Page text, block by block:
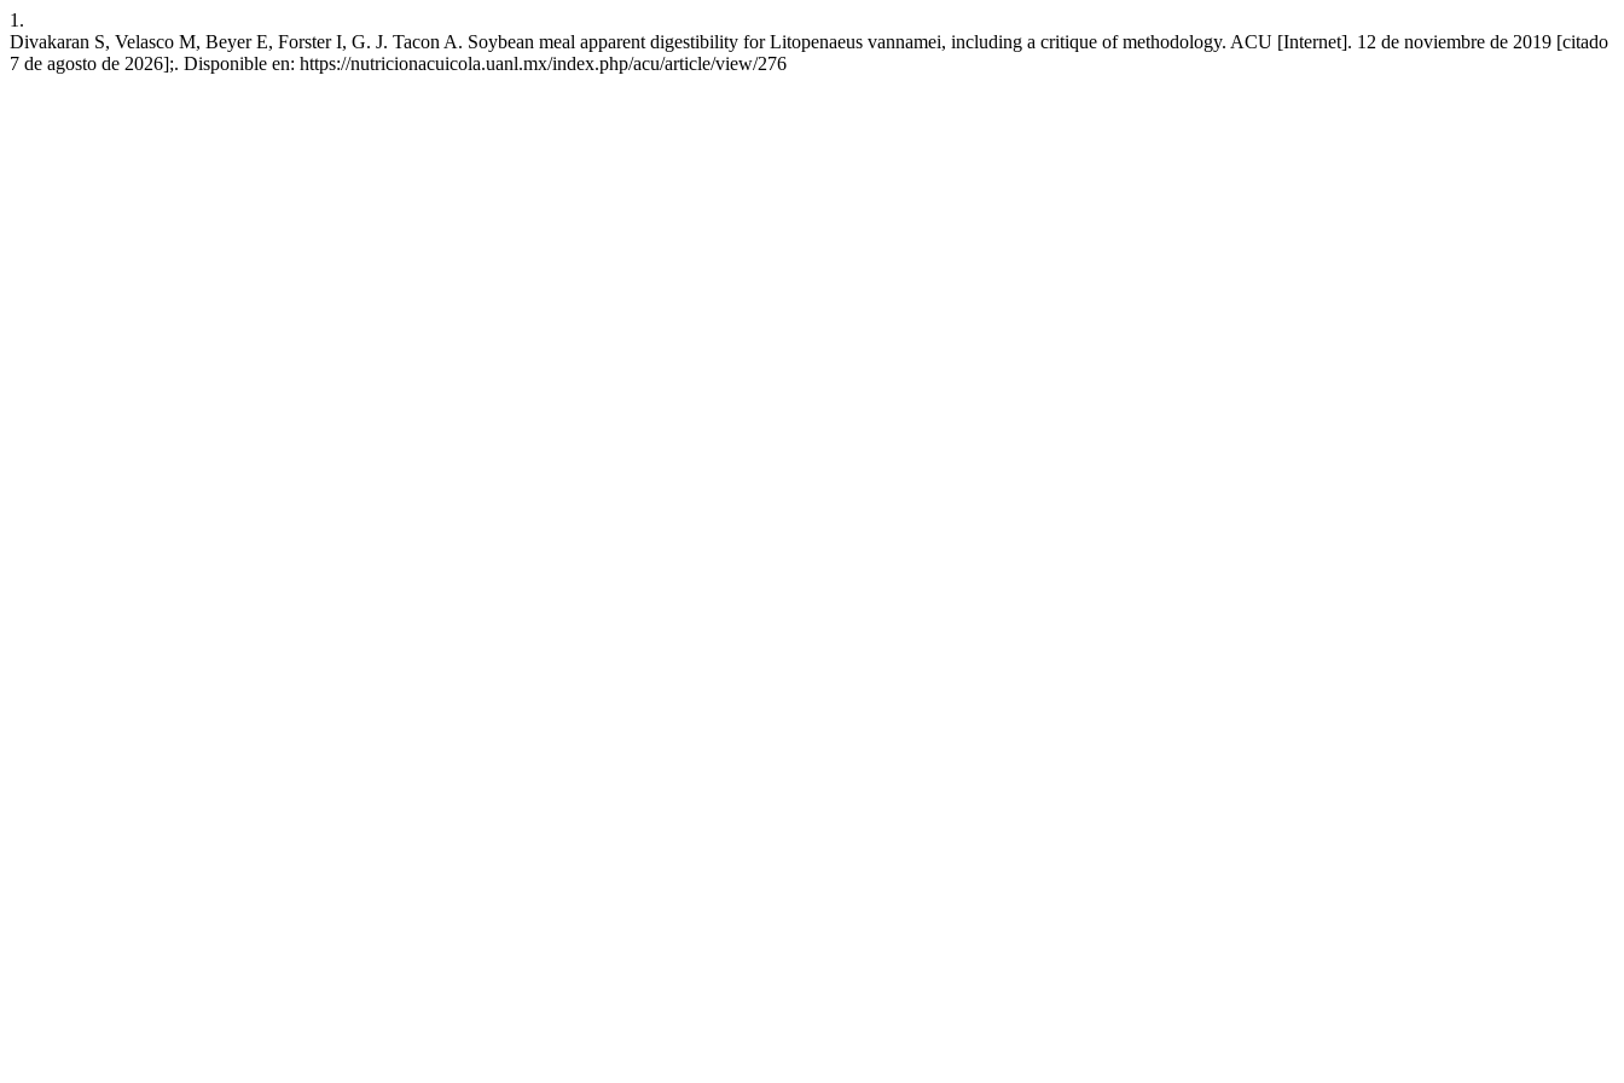
1.
Divakaran S, Velasco M, Beyer E, Forster I, G. J. Tacon A. Soybean meal apparent digestibility for Litopenaeus vannamei, including a critique of methodology. ACU [Internet]. 12 de noviembre de 2019 [citado
7 de agosto de 2026];. Disponible en: https://nutricionacuicola.uanl.mx/index.php/acu/article/view/276